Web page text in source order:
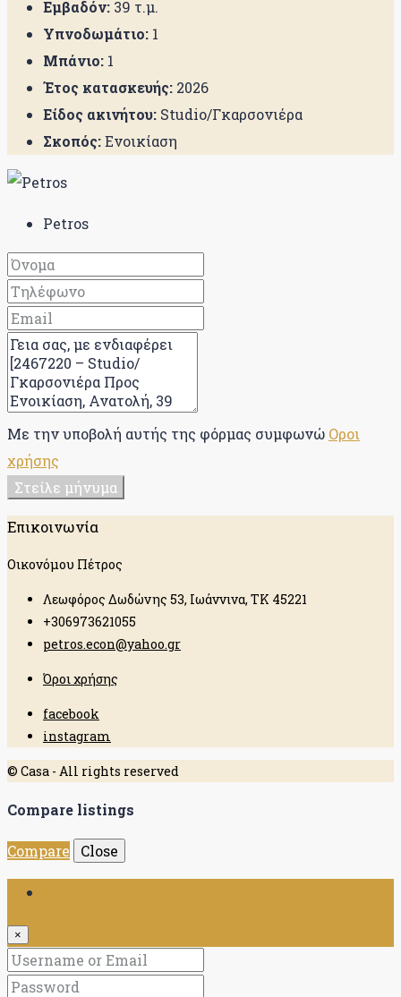
Εμβαδόν: 39 τ.μ.
Υπνοδωμάτιο: 1
Μπάνιο: 1
Έτος κατασκευής: 2026
Είδος ακινήτου: Studio/Γκαρσονιέρα
Σκοπός:Ενοικίαση
Petros
Με την υποβολή αυτής της φόρμας συμφωνώ Οροι
χρήσης
Στείλε μήνυμα
Επικοινωνία
Οικονόμου Πέτρος
Λεωφόρος Δωδώνης 53, Ιωάννινα, ΤΚ 45221
+306973621055
petros.econ@yahoo.gr
Όροι χρήσης
facebook
instagram
© Casa - All rights reserved
Compare listings
Compare Close
×